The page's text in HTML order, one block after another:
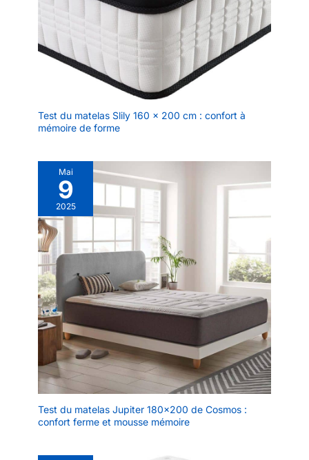
Test du matelas Slily 160 x 200 cm : confort à
mémoire de forme
Mai
9
2025
Test du matelas Jupiter 180×200 de Cosmos :
confort ferme et mousse mémoire